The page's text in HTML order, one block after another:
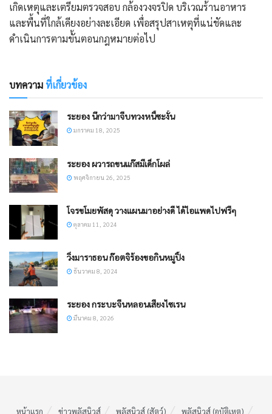
เกิดเหตุและเตรียมตรวจสอบ กล้องวงจรปิด บริเวณร้านอาหาร
และพื้นที่ใกล้เคียงอย่างละเอียด เพื่อสรุปสาเหตุที่แน่ชัดและ
ดำเนินการตามขั้นตอนกฎหมายต่อไป
บทความที่เกี่ยวข้อง
ระยอง นึกว่ามาจีบทวงหนี้ซะงั้น
มกราคม 18, 2025
ระยอง ผวารถขนแก๊สมีเด็กโผล่
พฤศจิกายน 26, 2025
โจรขโมยพัสดุ วางแผนมาอย่างดี ได้ไอแพดไปฟรีๆ
ตุลาคม 11, 2024
วิ่งมาราธอน ก๊อตจิร้องขอกินหมูปิ้ง
ธันวาคม 8, 2024
ระยอง กระบะจีนหลอนเสียงไซเรน
มีนาคม 8, 2026
หน้าแรก ข่าวพลัสนิวส์ พลัสนิวส์ (สัตว์) พลัสนิวส์ (อุบัติเหตุ)